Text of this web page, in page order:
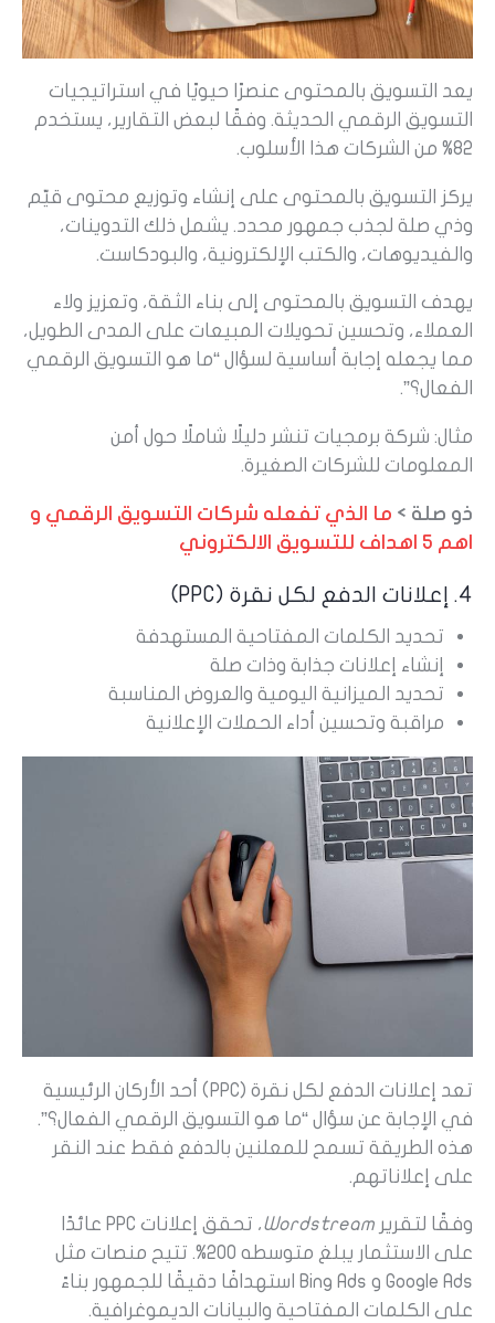
يعد التسويق بالمحتوى عنصرًا حيويًا في استراتيجيات
التسويق الرقمي الحديثة. وفقًا لبعض التقارير، يستخدم
82% من الشركات هذا الأسلوب.
يركز التسويق بالمحتوى على إنشاء وتوزيع محتوى قيّم
وذي صلة لجذب جمهور محدد. يشمل ذلك التدوينات،
والفيديوهات، والكتب الإلكترونية، والبودكاست.
يهدف التسويق بالمحتوى إلى بناء الثقة، وتعزيز ولاء
العملاء، وتحسين تحويلات المبيعات على المدى الطويل،
مما يجعله إجابة أساسية لسؤال “ما هو التسويق الرقمي
الفعال؟”.
مثال: شركة برمجيات تنشر دليلًا شاملًا حول أمن
المعلومات للشركات الصغيرة.
ذو صلة > ما الذي تفعله شركات التسويق الرقمي و
اهم 5 اهداف للتسويق الالكتروني
4. إعلانات الدفع لكل نقرة (PPC)
تحديد الكلمات المفتاحية المستهدفة
إنشاء إعلانات جذابة وذات صلة
تحديد الميزانية اليومية والعروض المناسبة
مراقبة وتحسين أداء الحملات الإعلانية
تعد إعلانات الدفع لكل نقرة (PPC) أحد الأركان الرئيسية
في الإجابة عن سؤال “ما هو التسويق الرقمي الفعال؟”.
هذه الطريقة تسمح للمعلنين بالدفع فقط عند النقر
على إعلاناتهم.
وفقًا لتقرير Wordstream
، تحقق إعلانات PPC عائدًا
على الاستثمار يبلغ متوسطه 200%. تتيح منصات مثل
Google Ads و Bing Ads استهدافًا دقيقًا للجمهور بناءً
على الكلمات المفتاحية والبيانات الديموغرافية.